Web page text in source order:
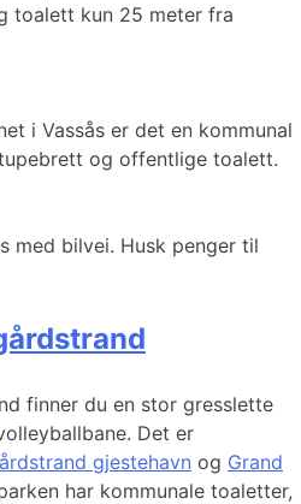
toalett kun 25 meter fra
i Vassås er det en kommunal
og offentlige toalett.
med bilvei. Husk penger til
finner du en stor gresslette
Det er
gjestehavn og Grand
har kommunale toaletter,